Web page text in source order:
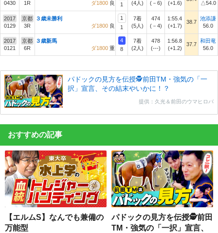
0430
1R
ダ1800 良
1
(4人)
(－6)
(+1.6)
△54.0
2017
0129
京都
3R
３歳未勝利
ダ1800 良
1
1
7着
(5人)
474
(－4)
1:55.4
(+1.7)
38.7
池添謙
56.0
2017
0121
京都
6R
３歳新馬
ダ1800 重
4
8
7着
(2人)
478
(---)
1:56.8
(+1.2)
37.7
和田竜
56.0
パドックの見方を伝授🕵前田TM・強気の「一
択」宣言、その結末やいかに！？
提供：久光＆前田のウマヒロバ
おすすめの記事
【エルムS】なんでも兼備の
万能型
パドックの見方を伝授🕵前田
TM・強気の「一択」宣言、